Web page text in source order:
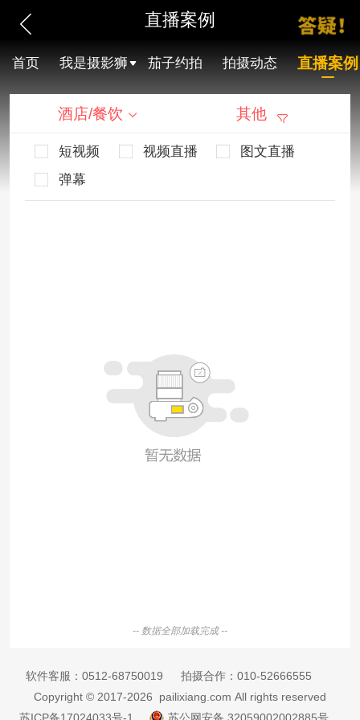
直播案例
首页 我是摄影狮 茄子约拍 拍摄动态 直播案例
酒店/餐饮 其他
短视频 视频直播
图文直播
弹幕
-- 数据全部加载完成 --
软件客服： 0512-68750019 拍摄合作： 010-52666555
Copyright © 2017-2026 pailixiang.com All rights reserved
苏ICP备17024033号-1
苏公网安备 32059002002885号